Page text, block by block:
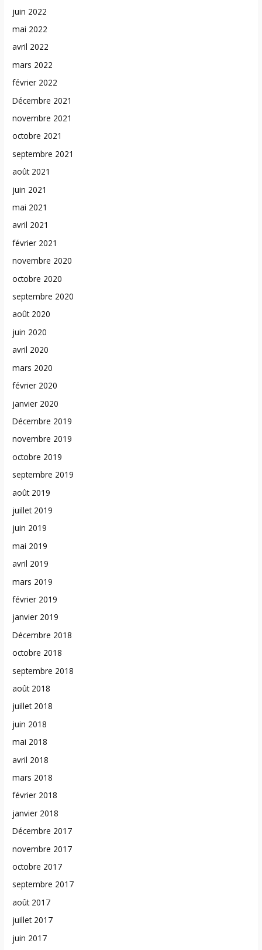
juin 2022
mai 2022
avril 2022
mars 2022
février 2022
Décembre 2021
novembre 2021
octobre 2021
septembre 2021
août 2021
juin 2021
mai 2021
avril 2021
février 2021
novembre 2020
octobre 2020
septembre 2020
août 2020
juin 2020
avril 2020
mars 2020
février 2020
janvier 2020
Décembre 2019
novembre 2019
octobre 2019
septembre 2019
août 2019
juillet 2019
juin 2019
mai 2019
avril 2019
mars 2019
février 2019
janvier 2019
Décembre 2018
octobre 2018
septembre 2018
août 2018
juillet 2018
juin 2018
mai 2018
avril 2018
mars 2018
février 2018
janvier 2018
Décembre 2017
novembre 2017
octobre 2017
septembre 2017
août 2017
juillet 2017
juin 2017